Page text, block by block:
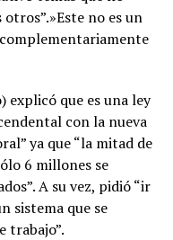
no es un
explicó que es una ley
con la nueva
ya que “la mitad de
6 millones se
A su vez, pidió “ir
sistema que se
trabajo”.